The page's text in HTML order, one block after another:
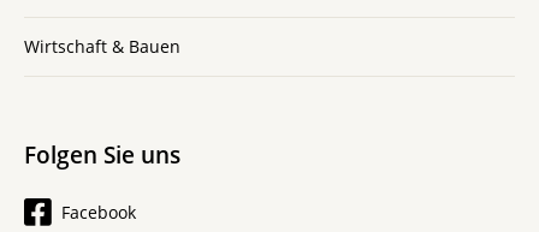
Wirtschaft & Bauen
Folgen Sie uns
Facebook